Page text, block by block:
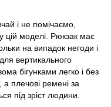
і не помічаємо,
цій моделі. Рюкзак має
на випадок негоди і
вертикального
бігунками легко і без
плечові ремені за
під зріст людини.